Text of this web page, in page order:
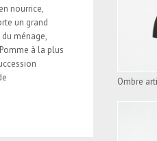
nourrice,
un grand
du ménage,
à la plus
Ombre